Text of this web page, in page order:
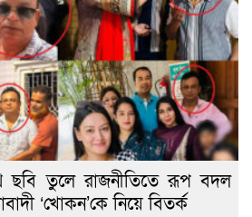
ছবি তুলে রাজনীতিতে রূপ বদল
‘খোকন’কে নিয়ে বিতর্ক